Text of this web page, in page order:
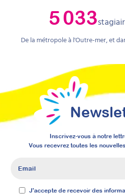
5 033
De la métropole à l'Outre-mer, et
Inscrivez-vous à notre
Vous recevrez toutes les
J'accepte de recevoir des